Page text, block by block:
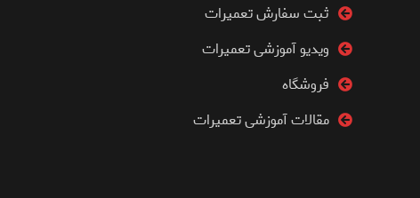
ثبت سفارش تعمیرات
ویدیو آموزشی تعمیرات
فروشگاه
مقالات آموزشی تعمیرات